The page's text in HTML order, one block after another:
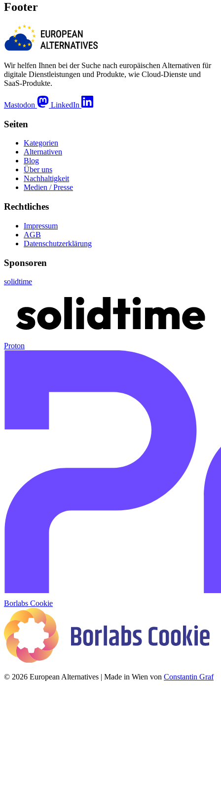
Footer
Wir helfen Ihnen bei der Suche nach europäischen Alternativen für
digitale Dienstleistungen und Produkte, wie Cloud-Dienste und
SaaS-Produkte.
Mastodon LinkedIn
Seiten
Kategorien
Alternativen
Blog
Über uns
Nachhaltigkeit
Medien / Presse
Rechtliches
Impressum
AGB
Datenschutzerklärung
Sponsoren
solidtime
Proton
Borlabs Cookie
© 2026 European Alternatives | Made in Wien von Constantin Graf